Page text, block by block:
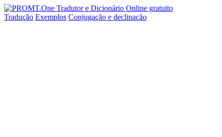
Tradução Exemplos Conjugação e declinação